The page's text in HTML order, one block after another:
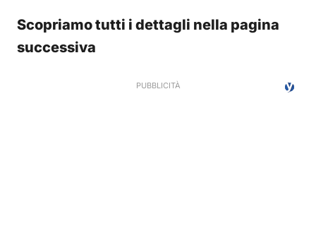
Scopriamo tutti i dettagli nella pagina
successiva